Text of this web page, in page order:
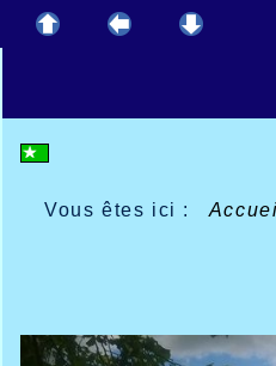
Vous êtes ici :